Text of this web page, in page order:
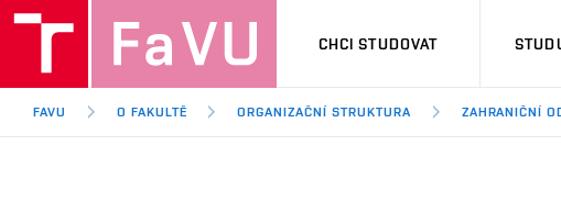
CHCI STUDOVAT
FAVU O FAKULTĚ ORGANIZAČNÍ STRUKTURA ZAHRANIČNÍ